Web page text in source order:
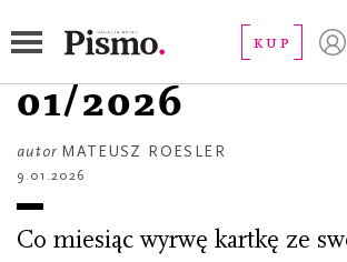
KUP
Kulturalny
01/2026
autor MATEUSZ ROESLER
9.01.2026
Co miesiąc wyrwę kartkę ze